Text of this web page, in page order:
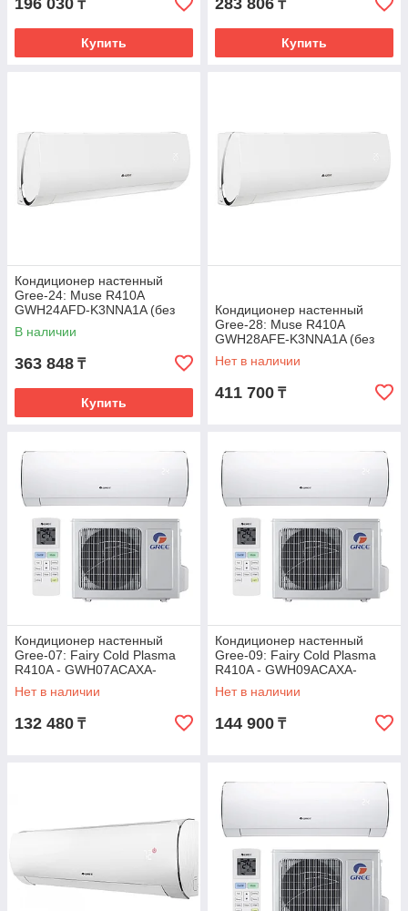
196 030 ₸
Купить
283 806 ₸
Купить
Кондиционер настенный
Gree-24: Muse R410A
GWH24AFD-K3NNA1A (без
соединительной
инсталляции)
В наличии
363 848 ₸
Купить
Кондиционер настенный
Gree-28: Muse R410A
GWH28AFE-K3NNA1A (без
соединительной
инсталляции)
Нет в наличии
411 700 ₸
Кондиционер настенный
Gree-07: Fairy Cold Plasma
R410A - GWH07ACAXA-
K3NNA1A (без
соединительной
Нет в наличии
132 480 ₸
Кондиционер настенный
Gree-09: Fairy Cold Plasma
R410A - GWH09ACAXA-
K3NNA1A (без
соединительной
Нет в наличии
144 900 ₸